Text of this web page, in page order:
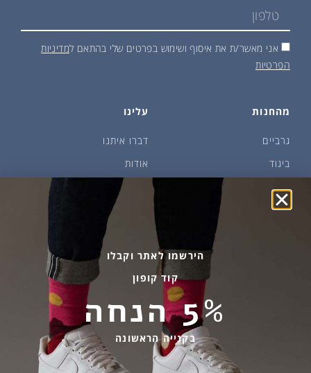
מהחנות
גרביים
ביגוד
שמן זית ודבש
פקעות ובצלים
עלינו
דברו איתנו
אודות
איפה קונים?
הבלוג של יודפת
החלפות והחזרות
אספקה ומשלוחים
שירות לקוחות
בהודעות ווטסאפ בלבד
058-7477780
contact@yodfat.shop
אני מאשר/ת את איסוף ושימוש בפרטים שלי בהתאם למדיניות
הפרטיות
הירשמו לאתר וקבלו
קוד קופון
5% הנחה
בקנייה הראשונה